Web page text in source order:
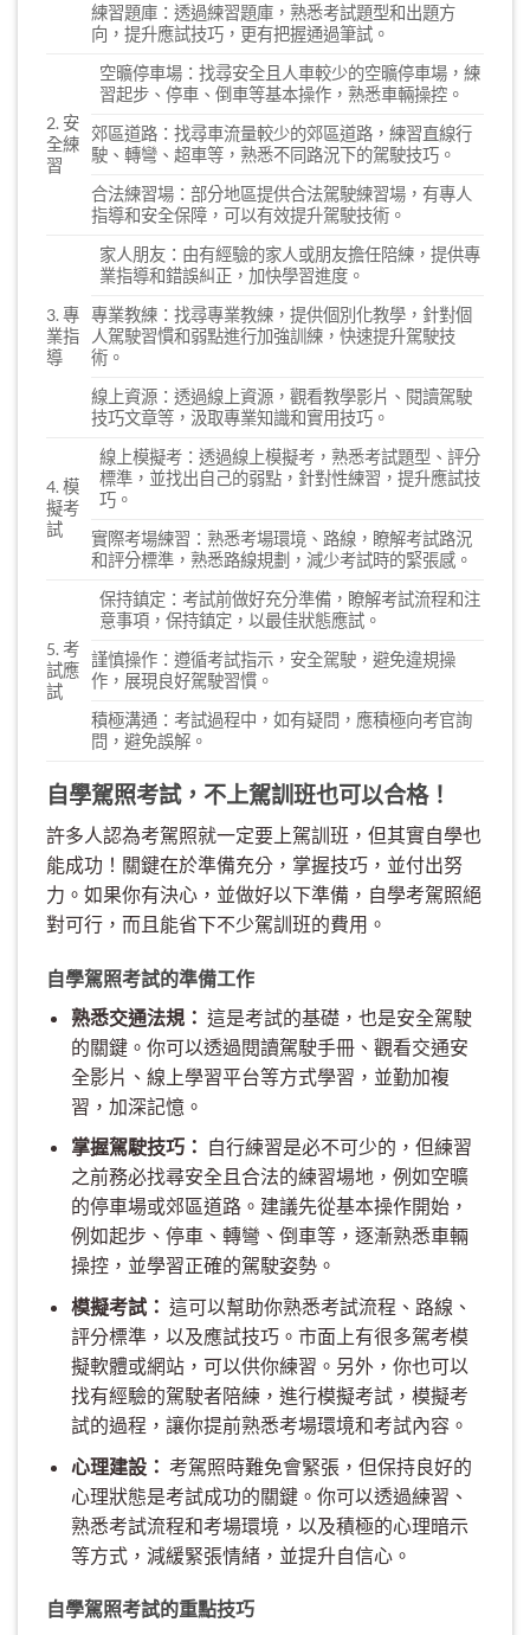
練習題庫：透過練習題庫，熟悉考試題型和出題方
向，提升應試技巧，更有把握通過筆試。
2. 安
全練
習
空曠停車場：找尋安全且人車較少的空曠停車場，練
習起步、停車、倒車等基本操作，熟悉車輛操控。
郊區道路：找尋車流量較少的郊區道路，練習直線行
駛、轉彎、超車等，熟悉不同路況下的駕駛技巧。
合法練習場：部分地區提供合法駕駛練習場，有專人
指導和安全保障，可以有效提升駕駛技術。
3. 專
業指
導
家人朋友：由有經驗的家人或朋友擔任陪練，提供專
業指導和錯誤糾正，加快學習進度。
專業教練：找尋專業教練，提供個別化教學，針對個
人駕駛習慣和弱點進行加強訓練，快速提升駕駛技
術。
線上資源：透過線上資源，觀看教學影片、閱讀駕駛
技巧文章等，汲取專業知識和實用技巧。
4. 模
擬考
試
線上模擬考：透過線上模擬考，熟悉考試題型、評分
標準，並找出自己的弱點，針對性練習，提升應試技
巧。
實際考場練習：熟悉考場環境、路線，瞭解考試路況
和評分標準，熟悉路線規劃，減少考試時的緊張感。
5. 考
試應
試
保持鎮定：考試前做好充分準備，瞭解考試流程和注
意事項，保持鎮定，以最佳狀態應試。
謹慎操作：遵循考試指示，安全駕駛，避免違規操
作，展現良好駕駛習慣。
積極溝通：考試過程中，如有疑問，應積極向考官詢
問，避免誤解。
自學駕照考試，不上駕訓班也可以合格！
許多人認為考駕照就一定要上駕訓班，但其實自學也
能成功！關鍵在於準備充分，掌握技巧，並付出努
力。如果你有決心，並做好以下準備，自學考駕照絕
對可行，而且能省下不少駕訓班的費用。
自學駕照考試的準備工作
熟悉交通法規： 這是考試的基礎，也是安全駕駛
的關鍵。你可以透過閱讀駕駛手冊、觀看交通安
全影片、線上學習平台等方式學習，並勤加複
習，加深記憶。
掌握駕駛技巧： 自行練習是必不可少的，但練習
之前務必找尋安全且合法的練習場地，例如空曠
的停車場或郊區道路。建議先從基本操作開始，
例如起步、停車、轉彎、倒車等，逐漸熟悉車輛
操控，並學習正確的駕駛姿勢。
模擬考試： 這可以幫助你熟悉考試流程、路線、
評分標準，以及應試技巧。市面上有很多駕考模
擬軟體或網站，可以供你練習。另外，你也可以
找有經驗的駕駛者陪練，進行模擬考試，模擬考
試的過程，讓你提前熟悉考場環境和考試內容。
心理建設： 考駕照時難免會緊張，但保持良好的
心理狀態是考試成功的關鍵。你可以透過練習、
熟悉考試流程和考場環境，以及積極的心理暗示
等方式，減緩緊張情緒，並提升自信心。
自學駕照考試的重點技巧